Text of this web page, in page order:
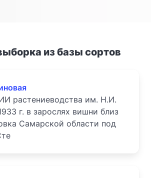
из базы сортов
растениеводства им. Н.И.
г. в зарослях вишни близ
Самарской области под